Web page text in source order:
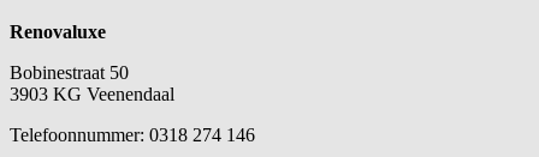
Renovaluxe
Bobinestraat 50
3903 KG Veenendaal
Telefoonnummer: 0318 274 146